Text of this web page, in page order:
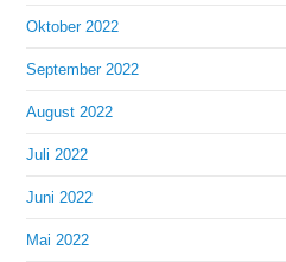
Oktober 2022
September 2022
August 2022
Juli 2022
Juni 2022
Mai 2022